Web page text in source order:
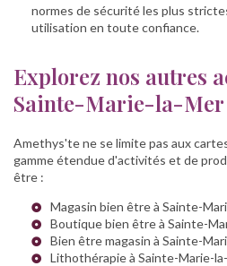
normes de sécurité les plus
utilisation en toute confiance.
Explorez nos autres
Sainte-Marie-la-Mer
Amethys'te ne se limite pas aux
gamme étendue d'activités et de
être :
Magasin bien être à Sainte-
Boutique bien être à Sainte-
Bien être magasin à Sainte-
Lithothérapie à Sainte-Marie-